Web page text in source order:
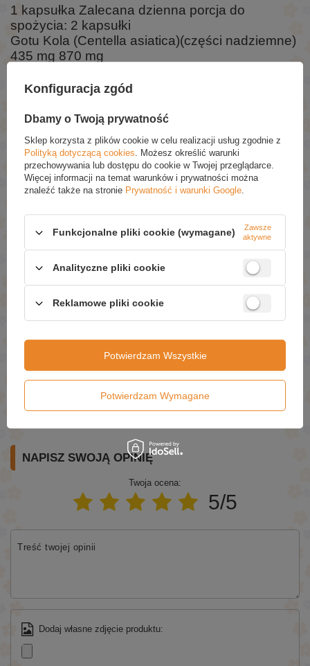
1 kapsułka Zalecana dzienna porcja do
spożycia: 2 kapsułki
Gotu Kola (Centella asiatica)(części nadziemne)
435 mg 870 mg
Gotu Kola, otoczka kapsułki: żelatyna, mąka ryżowa.
ZAPYTAJ O PRODUKT
Jeżeli powyższy opis jest dla Ciebie niewystarczający, prześlij nam
. Przesyłając je, akceptujesz jej postanowienia.
Pytanie
Wyślij
NAPISZ SWOJĄ OPINIĘ
Twoja ocena:
5/5
Treść twojej opinii
Dodaj własne zdjęcie produktu:
Konfiguracja zgód
Dbamy o Twoją prywatność
Sklep korzysta z plików cookie w celu realizacji usług zgodnie z
Polityką dotyczącą cookies. Możesz określić warunki
przechowywania lub dostępu do cookie w Twojej przeglądarce.
Więcej informacji na temat warunków i prywatności można
znaleźć także na stronie Prywatność i warunki Google.
Funkcjonalne pliki cookie (wymagane)
Zawsze
aktywne
Analityczne pliki cookie
Reklamowe pliki cookie
Potwierdzam Wymagane
Potwierdzam Wszystkie